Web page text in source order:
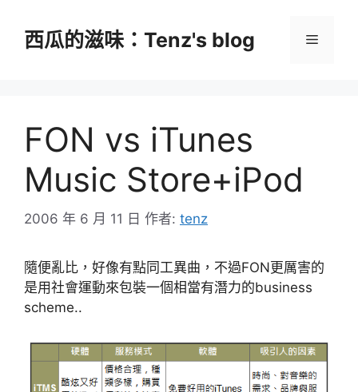
西瓜的滋味：Tenz's blog 選
FON vs iTunes
Music Store+iPod
2006 年 6 月 11 日 作者: tenz
隨便亂比，好像有點同工異曲，不過FON更厲害的
是用社會運動來包裝一個相當有潛力的business
scheme..